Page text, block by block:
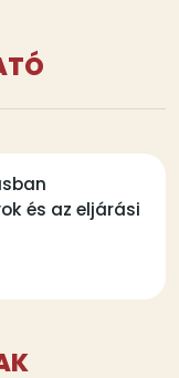
és az eljárási